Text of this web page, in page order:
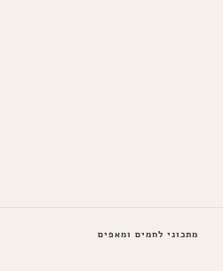
מתכוני לחמים ומאפים